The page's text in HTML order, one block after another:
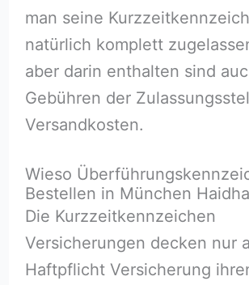
man seine
natürlich komplett
aber darin enthalten sind
Gebühren der
Versandkosten.
Wieso
Bestellen in München
Die Kurzzeitkennzeichen
Versicherungen decken nur
Haftpflicht Versicherung